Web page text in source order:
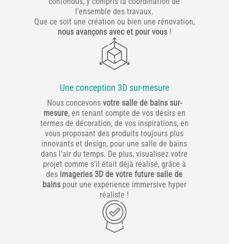
l’ensemble des travaux.
Que ce soit une création ou bien une rénovation,
nous avançons avec et pour vous!
Une conception 3D sur-mesure
Nous concevons votre salle de bains sur-
mesure, en tenant compte de vos désirs en
termes de décoration, de vos inspirations, en
vous proposant des produits toujours plus
innovants et design, pour une salle de bains
dans l’air du temps. De plus, visualisez votre
projet comme s’il était déjà réalisé, grâce à
des imageries 3D de votre future salle de
bainspour une expérience immersive hyper
réaliste !